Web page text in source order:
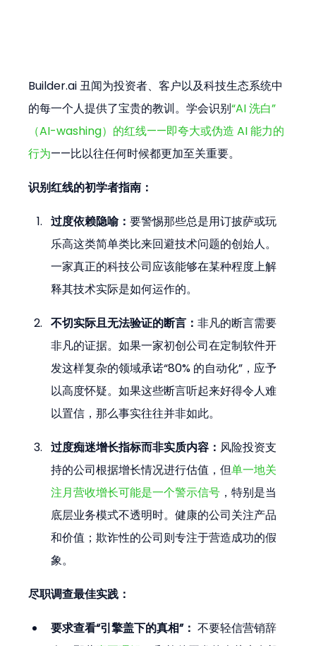
Builder.ai 丑闻为投资者、客户以及科技生态系统中
的每一个人提供了宝贵的教训。学会识别“AI 洗白”
（AI-washing）的红线——即夸大或伪造 AI 能力的
行为——比以往任何时候都更加至关重要。
识别红线的初学者指南：
过度依赖隐喻：要警惕那些总是用订披萨或玩
乐高这类简单类比来回避技术问题的创始人。
一家真正的科技公司应该能够在某种程度上解
释其技术实际是如何运作的。
不切实际且无法验证的断言：非凡的断言需要
非凡的证据。如果一家初创公司在定制软件开
发这样复杂的领域承诺“80% 的自动化”，应予
以高度怀疑。如果这些断言听起来好得令人难
以置信，那么事实往往并非如此。
过度痴迷增长指标而非实质内容： 风险投资支
持的公司根据增长情况进行估值，但单一地关
注月营收增长可能是一个警示信号 ，特别是当
底层业务模式不透明时。健康的公司关注产品
和价值；欺诈性的公司则专注于营造成功的假
象。
尽职调查最佳实践：
要求查看“引擎盖下的真相”： 不要轻信营销辞